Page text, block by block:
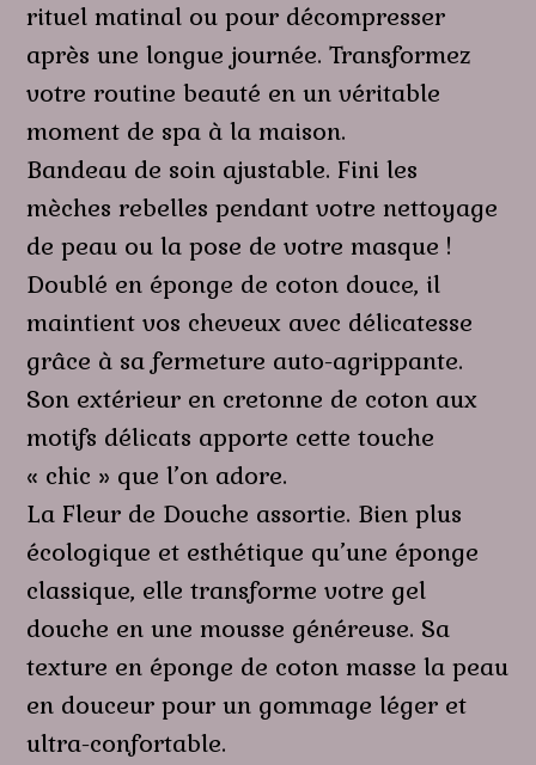
rituel matinal ou pour décompresser
après une longue journée. Transformez
votre routine beauté en un véritable
moment de spa à la maison.
Bandeau de soin ajustable. Fini les
mèches rebelles pendant votre nettoyage
de peau ou la pose de votre masque !
Doublé en éponge de coton douce, il
maintient vos cheveux avec délicatesse
grâce à sa fermeture auto-agrippante.
Son extérieur en cretonne de coton aux
motifs délicats apporte cette touche
« chic » que l’on adore.
La Fleur de Douche assortie. Bien plus
écologique et esthétique qu’une éponge
classique, elle transforme votre gel
douche en une mousse généreuse. Sa
texture en éponge de coton masse la peau
en douceur pour un gommage léger et
ultra-confortable.